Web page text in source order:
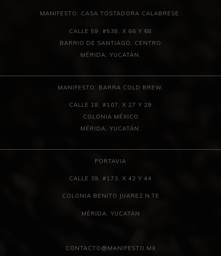
MANIFESTO: CASA TOSTADORA CALABRESE.
CALLE 59, #538, X 66 Y 68
BARRIO DE SANTIAGO, CENTRO
MÉRIDA, YUCATÁN.
MANIFESTO: BARRA COLD BREW.
CALLE 18, #107, X 27 Y 29
COLONIA MÉXICO
MÉRIDA, YUCATÁN.
PORTAVIA
CALLE 39, #173, X 42 Y 44
COLONIA BENITO JUAREZ N.TE
MÉRIDA, YUCATÁN
CONTACTO@MANIFESTO.MX